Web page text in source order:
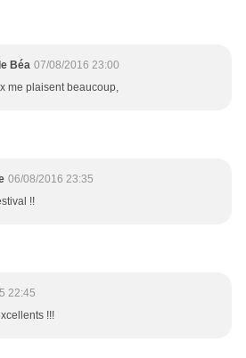
Béa 07/08/2016 23:00
me plaisent beaucoup,
06/08/2016 23:35
!!
22:45
!!!